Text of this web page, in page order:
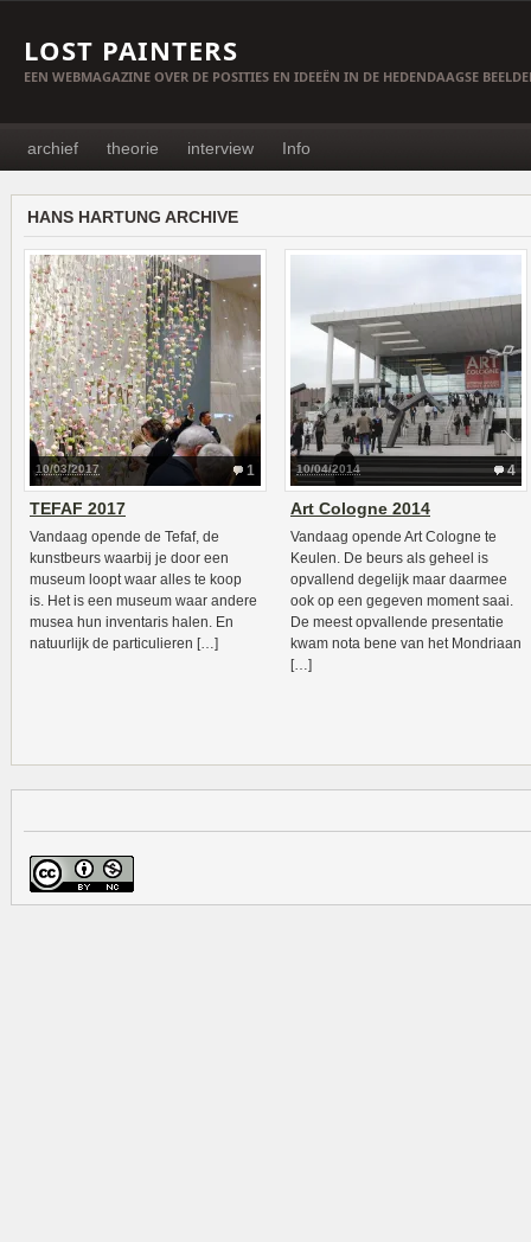
LOST PAINTERS
EEN WEBMAGAZINE OVER DE POSITIES EN IDEEËN IN DE HEDENDAAGSE
archief theorie interview Info
HANS HARTUNG ARCHIVE
1
10/03/2017
TEFAF 2017
Vandaag opende de Tefaf, de
kunstbeurs waarbij je door een
museum loopt waar alles te koop
is. Het is een museum waar andere
musea hun inventaris halen. En
natuurlijk de particulieren […]
4
10/04/2014
Art Cologne 2014
Vandaag opende Art Cologne te
Keulen. De beurs als geheel is
opvallend degelijk maar daarmee
ook op een gegeven moment saai.
De meest opvallende presentatie
kwam nota bene van het Mondriaan
[…]